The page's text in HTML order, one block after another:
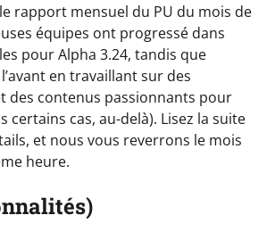
rapport mensuel du PU du mois de
équipes ont progressé dans
pour Alpha 3.24, tandis que
en travaillant sur des
des contenus passionnants pour
certains cas, au-delà). Lisez la suite
et nous vous reverrons le mois
heure.